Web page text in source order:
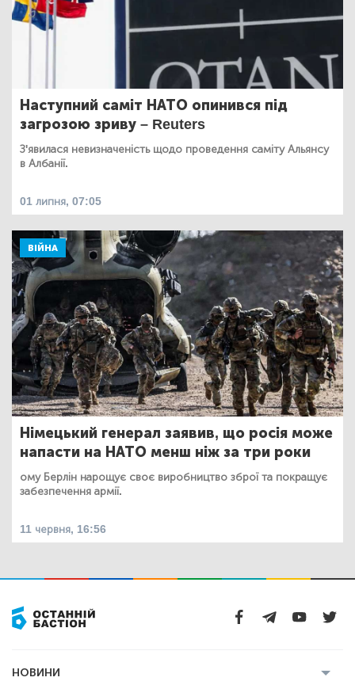
Наступний саміт НАТО опинився під
загрозою зриву – Reuters
З'явилася невизначеність щодо проведення саміту Альянсу
в Албанії.
01 липня, 07:05
ВІЙНА
Німецький генерал заявив, що росія може
напасти на НАТО менш ніж за три роки
ому Берлін нарощує своє виробництво зброї та покращує
забезпечення армії.
11 червня, 16:56
НОВИНИ